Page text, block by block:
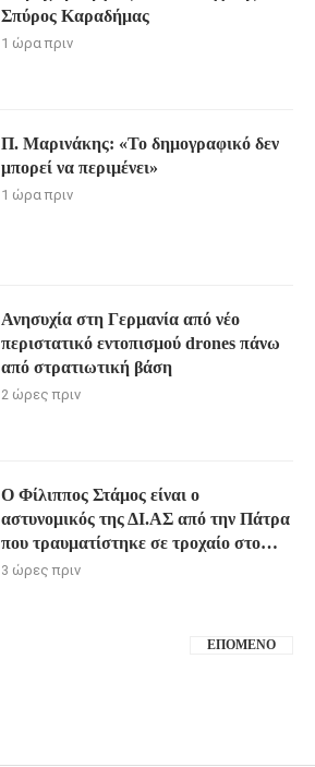
Σπύρος Καραδήμας
1 ώρα πριν
Π. Μαρινάκης: «Το δημογραφικό δεν
μπορεί να περιμένει»
1 ώρα πριν
Ανησυχία στη Γερμανία από νέο
περιστατικό εντοπισμού drones πάνω
από στρατιωτική βάση
2 ώρες πριν
Ο Φίλιππος Στάμος είναι ο
αστυνομικός της ΔΙ.ΑΣ από την Πάτρα
που τραυματίστηκε σε τροχαίο στο
Σούνιο
3 ώρες πριν
ΕΠΌΜΕΝΟ